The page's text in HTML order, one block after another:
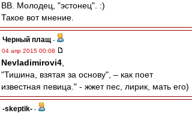
ВВ. Молодец, "эстонец". :)
Такое вот мнение.
Черный плащ -
04 апр 2015 00:08
Nevladimirovi4
"Тишина, взятая за основу", – как поет
известная певица." - жжет пес, лирик, мать его)
-skeptik- -